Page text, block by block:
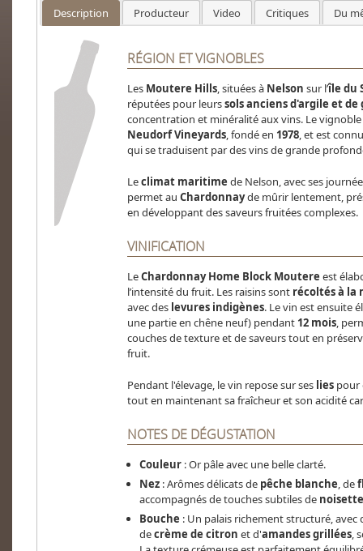
Description Producteur Video Critiques Du
RÉGION ET VIGNOBLES
Les Moutere Hills, situées à Nelson sur l’île du
réputées pour leurssols anciens d'argile et de
concentration et minéralité aux vins. Le vignoble
Neudorf Vineyards, fondé en 1978, et est
qui se traduisent par des vins de grande
Leclimat maritime de Nelson, avec ses
permet au Chardonnayde mûrir lentement,
en développant des saveurs fruitées complexes.
VINIFICATION
LeChardonnay Home Block Moutere est
l’intensité du fruit. Les raisins sont récoltés à la
avec des levures indigènes. Le vin est ensuite
une partie en chêne neuf) pendant 12 mois,
couches de texture et de saveurs tout en
fruit.
Pendant l'élevage, le vin repose sur ses liespour
tout en maintenant sa fraîcheur et son acidité
NOTES DE DÉGUSTATION
Couleur: Or pâle avec une belle clarté.
Nez: Arômes délicats de pêche blanche, de
accompagnés de touches subtiles de noisette
Bouche : Un palais richement structuré, avec
decrème de citron et d'amandes grillées,